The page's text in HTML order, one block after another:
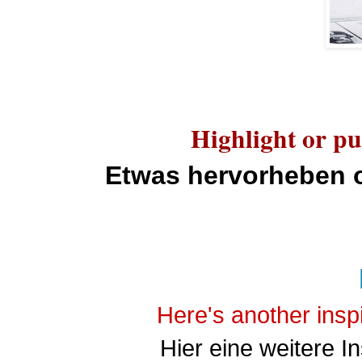
Highlight or
Etwas hervorheben
Here's another
Hier eine weitere